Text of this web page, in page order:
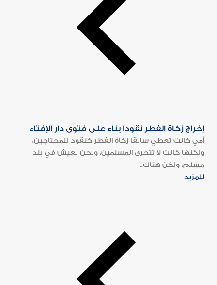
إخراج زكاة الفطر نقودا بناء على فتوى دار الإفتاء
أمي كانت تعطي سابقا زكاة الفطر كنقود للمحتاجين،
ولكنها كانت لا تتحرى المسلمين، ونحن نعيش في بلد
مسلم، ولكن هناك..
للمزيد